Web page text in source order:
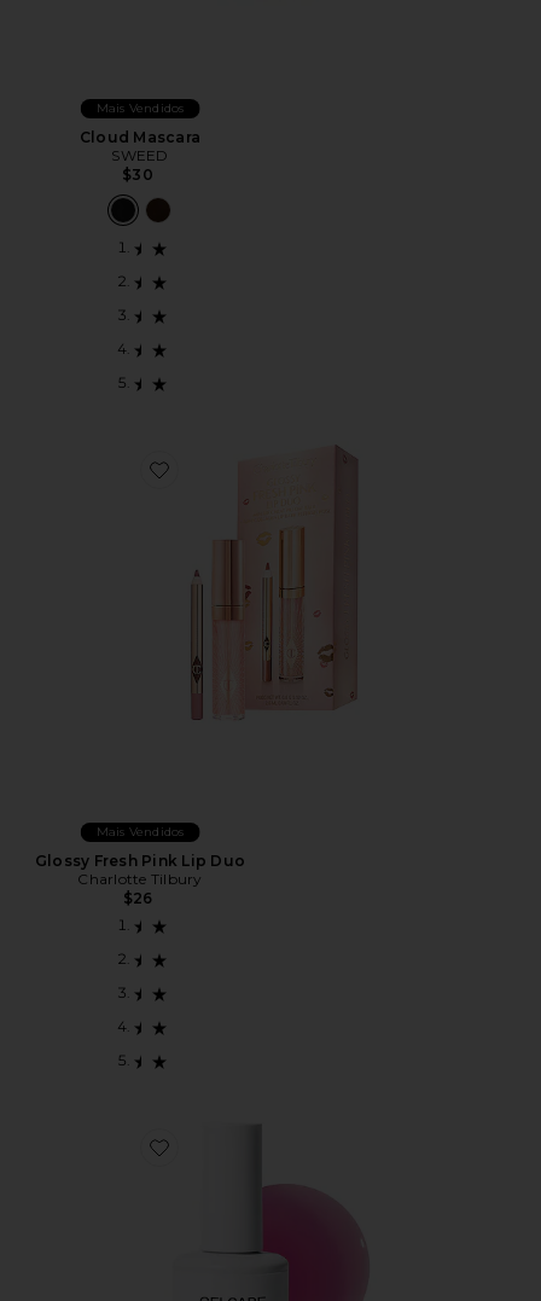
Mais Vendidos
Cloud Mascara
SWEED
$30
Favorite Glossy Fresh Pink Lip Duo
Mais Vendidos
Glossy Fresh Pink Lip Duo
Charlotte Tilbury
$26
Favorite Rose Water Gel Nail Polish